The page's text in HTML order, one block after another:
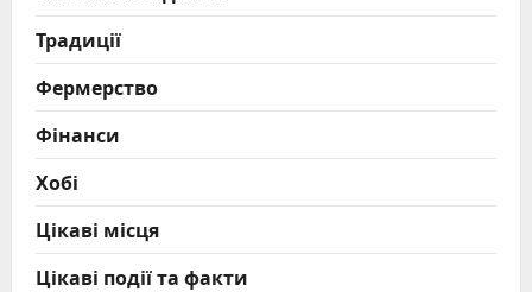
Традиції
Фермерство
Фінанси
Хобі
Цікаві місця
Цікаві події та факти